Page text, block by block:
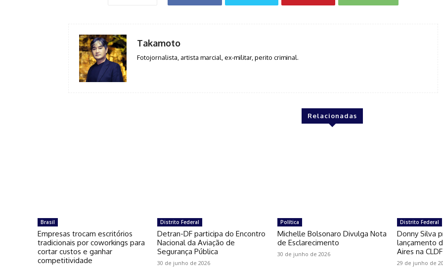
Takamoto
Fotojornalista, artista marcial, ex-militar, perito criminal.
Relacionadas
Brasil
Empresas trocam escritórios
tradicionais por coworkings para
cortar custos e ganhar
competitividade
Distrito Federal
Detran-DF participa do Encontro
Nacional da Aviação de
Segurança Pública
30 de junho de 2026
Política
Michelle Bolsonaro Divulga Nota
de Esclarecimento
30 de junho de 2026
Distrito Federal
Donny Silva
lançamento
Aires na CLDF
29 de junho de